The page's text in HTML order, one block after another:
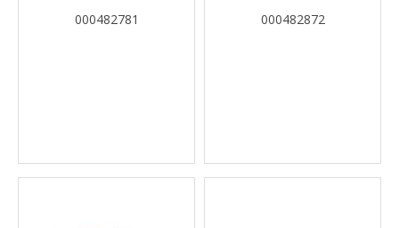
000482781 000482872